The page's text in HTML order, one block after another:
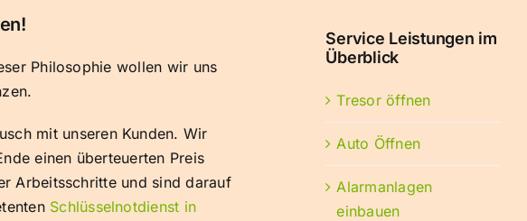
Philosophie wollen wir uns
mit unseren Kunden. Wir
einen überteuerten Preis
Arbeitsschritte und sind darauf
Schlüsselnotdienst in
Service Leistungen im
Überblick
Tresor öffnen
Auto Öffnen
Alarmanlagen
einbauen